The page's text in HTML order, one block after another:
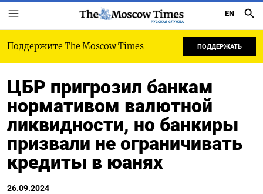
РУССКАЯ СЛУЖБА
EN
Поддержите The Moscow Times ПОДДЕРЖАТЬ
ЦБР пригрозил банкам
нормативом валютной
ликвидности, но банкиры
призвали не ограничивать
кредиты в юанях
26.09.2024